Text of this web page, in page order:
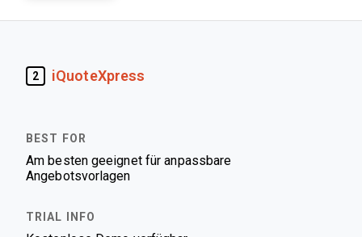
2 iQuoteXpress
Am besten geeignet für anpassbare
Angebotsvorlagen